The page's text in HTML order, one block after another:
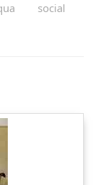
social